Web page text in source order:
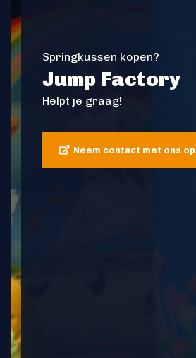
Springkussen kopen?
Jump Factory
Helpt je graag!
Neem contact met ons op